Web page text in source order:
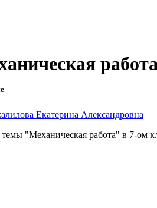
Екатерина Александровна
"Механическая работа" в 7-ом